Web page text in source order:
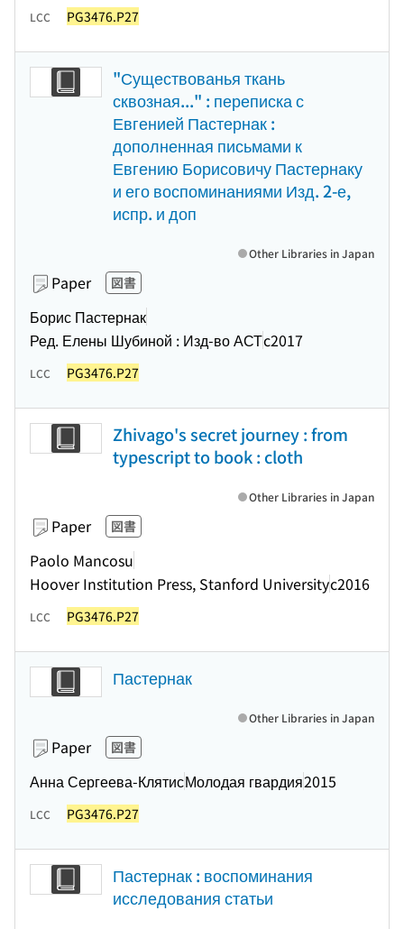
LCC PG3476.P27
"Существованья ткань
сквозная..." : переписка с
Евгенией Пастернак :
дополненная письмами к
Евгению Борисовичу Пастернаку
и его воспоминаниями Изд. 2-е,
испр. и доп
Paper 図書
Борис Пастернак
Ред. Елены Шубиной : Изд-во АСТc2017
Other Libraries in Japan
LCC PG3476.P27
Zhivago's secret journey : from
typescript to book : cloth
Paper 図書
Paolo Mancosu
Hoover Institution Press, Stanford Universityc2016
Other Libraries in Japan
LCC PG3476.P27
Пастернак
Paper 図書
Анна Сергеева-КлятисМолодая гвардия2015
Other Libraries in Japan
LCC PG3476.P27
Пастернак : воспоминания
исследования статьи